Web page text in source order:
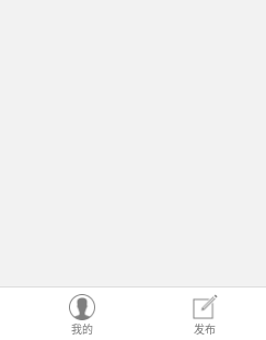
我的 发布